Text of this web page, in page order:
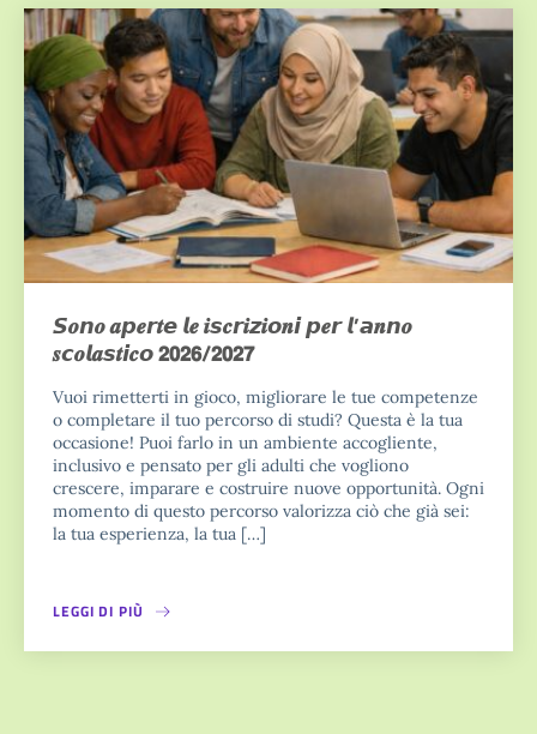
𝙎𝒐𝙣𝒐 𝒂𝙥𝒆𝙧𝒕𝙚 𝙡𝒆 𝒊𝙨𝒄𝙧𝒊𝙯𝒊𝙤𝒏𝙞 𝙥𝒆𝙧 𝙡’𝙖𝒏𝙣𝒐
𝒔𝙘𝒐𝙡𝒂𝙨𝒕𝙞𝒄𝙤 𝟮𝟬𝟮𝟲/𝟮𝟬𝟮𝟳
Vuoi rimetterti in gioco, migliorare le tue competenze
o completare il tuo percorso di studi? Questa è la tua
occasione! Puoi farlo in un ambiente accogliente,
inclusivo e pensato per gli adulti che vogliono
crescere, imparare e costruire nuove opportunità. Ogni
momento di questo percorso valorizza ciò che già sei:
la tua esperienza, la tua […]
LEGGI DI PIÙ